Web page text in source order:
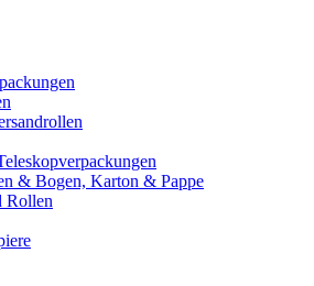
& Bogen, Karton & Pappe
Rollen